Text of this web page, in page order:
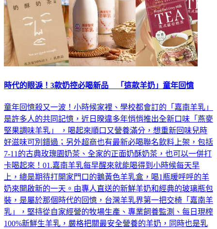
時代的眼淚！3款奶控必喝新品 「這款羊奶」童年回憶
童年回憶殺又一波！小時候家裡、學校都會訂的「嘉南羊乳」
是許多人的共同記憶，近日暌違多年悄悄推出全新口味「燕麥
堅果調味羊乳」 ，喝起來順口又營養滿分，想重新回味兒時
好滋味可別錯過；另外超商也有最新必喝聯名飲料上架，包括
7-11的古典玫瑰園奶茶、全家的正面奶酥奶茶，也可以一併打
卡喝起來！01.嘉南羊乳每早醒來就能喝得到小時候每天早
上，總是期待打開家門口的鵝黃色羊乳盒，喝1瓶暖呼呼的羊
奶來開啟新的一天。由專人直送的新鮮羊奶和經典的玻璃瓶包
裝，是屬於那個時代的回憶，台灣羊乳界第一把交椅「嘉南羊
乳」，堅持從自家經營的牧場生產、專業飼養監測、每日現榨
100%新鮮生羊乳，嚴格把關最安全營養的羊奶，同時也是乳